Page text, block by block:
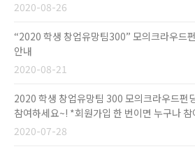
2020-08-26
“2020 학생 창업유망팀300” 모의크라우드
안내
2020-08-21
2020 학생 창업유망팀 300 모의크라우드펀
참여하세요~! *회원가입 한 번이면 누구나 참
2020-07-28